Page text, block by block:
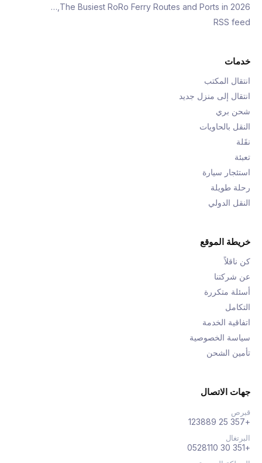
The Busiest RoRo Ferry Routes and Ports in 2026,…
RSS feed
خدمات
انتقال المكتب
انتقال إلى منزل جديد
شحن بري
النقل بالحاويات
نقَلة
تعبئة
استئجار سيارة
رحلة طويلة
النقل الدولي
خريطة الموقع
كن ناقلاً
عن شركتنا
أسئلة متكررة
التكامل
اتفاقية الخدمة
سياسة الخصوصية
تأمين الشحن
جهات الاتصال
قبرص
+357 25 123889
البرتغال
+351 30 0528110